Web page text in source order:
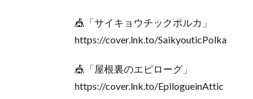
🎪「サイキョウチックポルカ」
https://cover.lnk.to/SaikyouticPolka
🎪「屋根裏のエピローグ」
https://cover.lnk.to/EpilogueinAttic